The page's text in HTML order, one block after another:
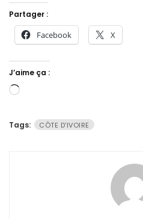
Partager :
Facebook X
J’aime ça :
Chargement…
Tags: CÔTE D'IVOIRE